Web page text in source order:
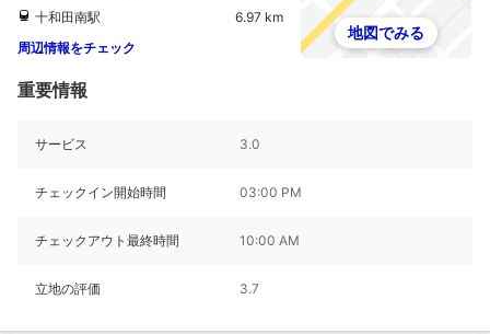
十和田南駅
6.97 km
周辺情報をチェック
地図でみる
重要情報
サービス 3.0
チェックイン開始時間 03:00 PM
チェックアウト最終時間 10:00 AM
立地の評価 3.7